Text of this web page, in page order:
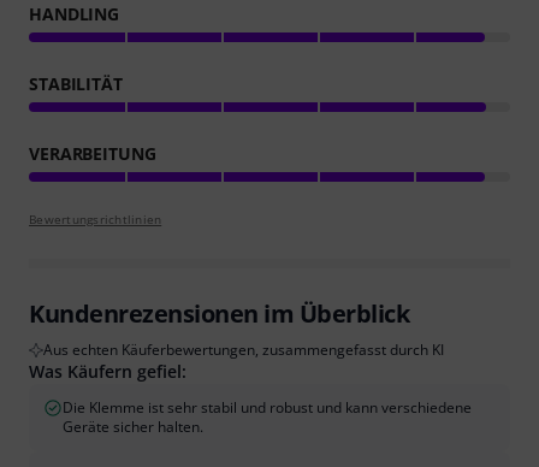
HANDLING
STABILITÄT
VERARBEITUNG
Bewertungsrichtlinien
Kundenrezensionen im Überblick
Aus echten Käuferbewertungen, zusammengefasst durch KI
Was Käufern gefiel:
Die Klemme ist sehr stabil und robust und kann verschiedene
Geräte sicher halten.